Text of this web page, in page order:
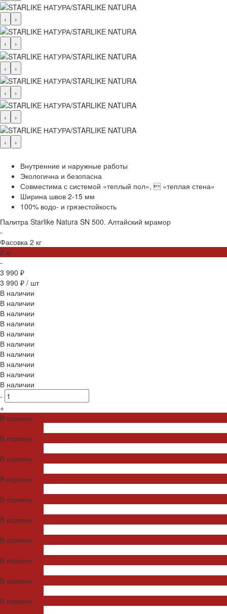
‹ ›
‹ ›
‹ ›
‹ ›
‹ ›
‹ ›
Внутренние и наружные работы
Экологична и безопасна
Совместима с системой «теплый пол»,  «теплая стена»
Ширина швов 2-15 мм
100% водо- и грязестойкость
Палитра Starlike Natura SN 500. Алтайский мрамор
-
Фасовка 2 кг
2 кг
-
3 990 ₽
3 990 ₽ / шт
В наличии
В наличии
В наличии
В наличии
В наличии
В наличии
В наличии
В наличии
В наличии
В наличии
-
+
В корзину
В корзину
В корзину
В корзину
В корзину
В корзину
В корзину
В корзину
В корзину
В корзину